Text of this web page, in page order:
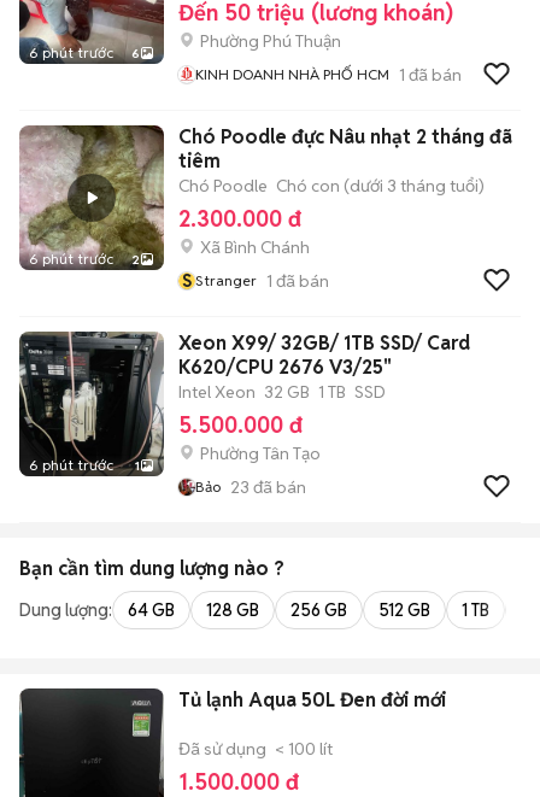
6 phút trước 6
Đến 50 triệu (lương khoán)
Phường Phú Thuận
KINH DOANH NHÀ PHỐ HCM 1 đã bán
6 phút trước 2
Chó Poodle đực Nâu nhạt 2 tháng đã
tiêm
Chó Poodle Chó con (dưới 3 tháng tuổi)
2.300.000 đ
Xã Bình Chánh
S Stranger 1 đã bán
6 phút trước 1
Xeon X99/ 32GB/ 1TB SSD/ Card
K620/CPU 2676 V3/25"
Intel Xeon 32 GB 1 TB SSD
5.500.000 đ
Phường Tân Tạo
Bảo 23 đã bán
Bạn cần tìm dung lượng nào ?
Dung lượng: 64 GB 128 GB 256 GB 512 GB 1 TB
Tủ lạnh Aqua 50L Đen đời mới
Đã sử dụng < 100 lít
1.500.000 đ